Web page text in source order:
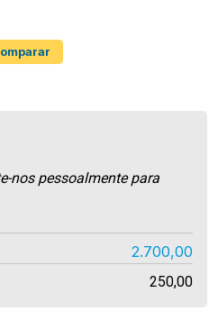
nos pessoalmente para
2.700,00
250,00